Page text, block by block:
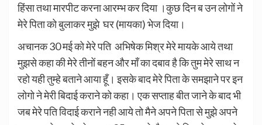
हिंसा तथा मारपीट करना आरम्भ कर दिया ।कुछ दिन ब उन लोगों ने
मेरे पिता को बुलाकर मुझे घर (मायका) भेज दिया।
अचानक 30 मई को मेरे पति अभिषेक मिश्र मेरे मायके आये तथा
मुझसे कहा की मेरे तीनों बहन और माँ का दबाव है कि तुम मेरे साथ न
रहो यही तुम्हे बताने आया हूँ। इसके बाद मेरे पिता के समझाने पर इन
लोगो ने मेरी बिदाई कराने को कहा। एक सप्ताह बीत जाने के बाद भी
जब मेरे पति विदाई कराने नही आये तो मैने अपने पिता से मुझे अपने